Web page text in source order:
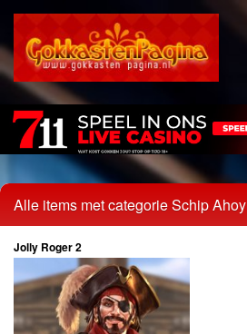
Alle items met categorie Schip Ahoy
Jolly Roger 2